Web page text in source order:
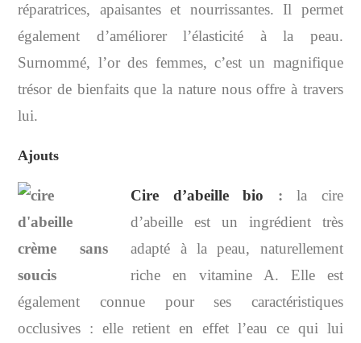
réparatrices, apaisantes et nourrissantes. Il permet
également d’améliorer l’élasticité à la peau.
Surnommé, l’or des femmes, c’est un magnifique
trésor de bienfaits que la nature nous offre à travers
lui.
Ajouts
Cire d’abeille bio : la cire
d’abeille est un ingrédient très
adapté à la peau, naturellement
riche en vitamine A. Elle est
également connue pour ses caractéristiques
occlusives : elle retient en effet l’eau ce qui lui